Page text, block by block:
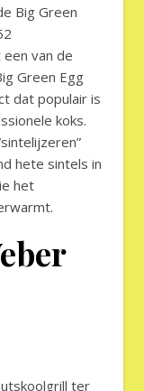
Big Green
van de
Green Egg
dat populair is
koks.
hete sintels in
het
ter